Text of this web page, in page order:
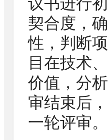
契合度，
性，判断
目在技术
价值，分
审结束后
一轮评审。